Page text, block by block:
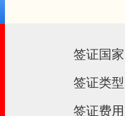
签证国
签证类
签证费